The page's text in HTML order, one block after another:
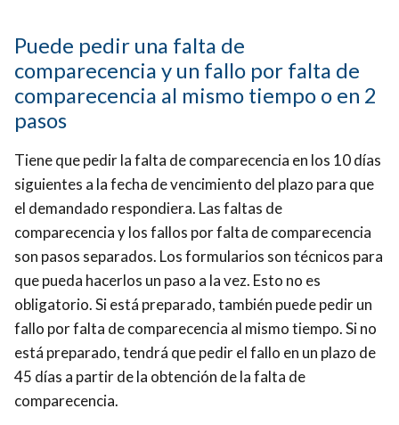
Puede pedir una falta de
comparecencia y un fallo por falta de
comparecencia al mismo tiempo o en 2
pasos
Tiene que pedir la falta de comparecencia en los 10 días
siguientes a la fecha de vencimiento del plazo para que
el demandado respondiera. Las faltas de
comparecencia y los fallos por falta de comparecencia
son pasos separados. Los formularios son técnicos para
que pueda hacerlos un paso a la vez. Esto no es
obligatorio.Si está preparado, también puede pedir un
fallo por falta de comparecencia al mismo tiempo. Si no
está preparado, tendrá que pedir el fallo en un plazo de
45 días a partir de la obtención de la falta de
comparecencia.